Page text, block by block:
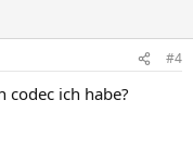
#4
codec ich habe?